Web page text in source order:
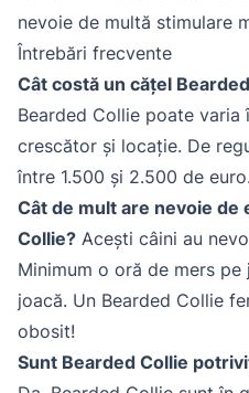
nevoie de multă stimulare
Întrebări frecvente
Cât costă un cățel
Bearded Collie poate varia
crescător și locație. De
între 1.500 și 2.500 de euro.
Cât de mult are nevoie de
Collie? Acești câini au
Minimum o oră de mers
joacă. Un Bearded Collie
obosit!
Sunt Bearded Collie